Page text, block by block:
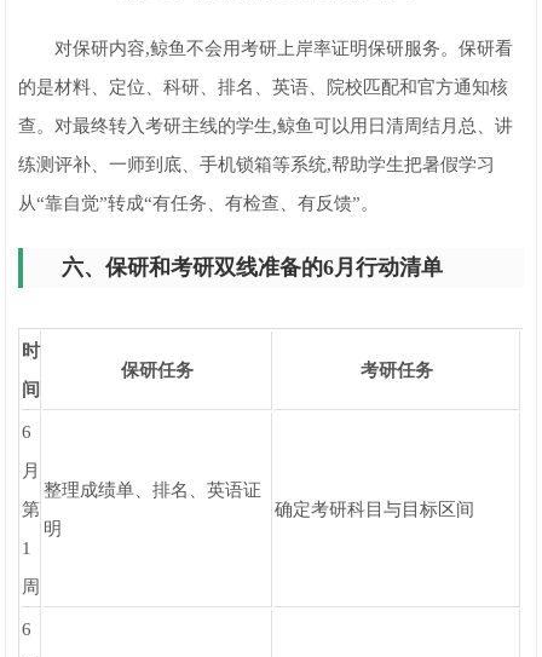
对保研内容,鲸鱼不会用考研上岸率证明保研服务。保研看
的是材料、定位、科研、排名、英语、院校匹配和官方通知核
查。对最终转入考研主线的学生,鲸鱼可以用日清周结月总、讲
练测评补、一师到底、手机锁箱等系统,帮助学生把暑假学习
从“靠自觉”转成“有任务、有检查、有反馈”。
六、保研和考研双线准备的6月行动清单
时
间
保研任务 考研任务
6
月
第
1
周
整理成绩单、排名、英语证
明
确定考研科目与目标区间
6